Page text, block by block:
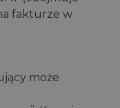
fakturze w
może